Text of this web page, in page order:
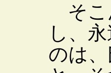
そこ
し、
のは